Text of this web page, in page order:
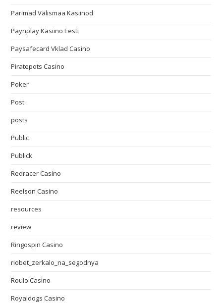
Parimad Välismaa Kasiinod
Paynplay Kasiino Eesti
Paysafecard Vklad Casino
Piratepots Casino
Poker
Post
posts
Public
Publick
Redracer Casino
Reelson Casino
resources
review
Ringospin Casino
riobet_zerkalo_na_segodnya
Roulo Casino
Royaldogs Casino